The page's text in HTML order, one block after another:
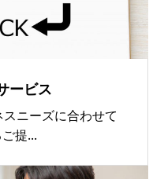
ービス
ニーズに合わせて
提...